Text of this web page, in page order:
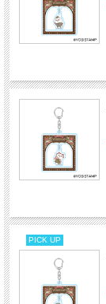
PICK UP